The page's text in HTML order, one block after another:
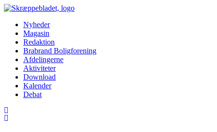
Nyheder
Magasin
Redaktion
Brabrand Boligforening
Afdelingerne
Aktiviteter
Download
Kalender
Debat